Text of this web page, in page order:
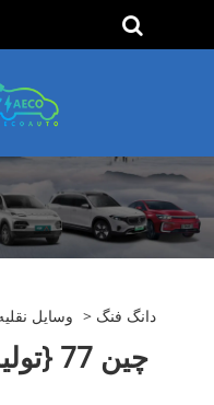
وسایل > دانگ فنگ
چین